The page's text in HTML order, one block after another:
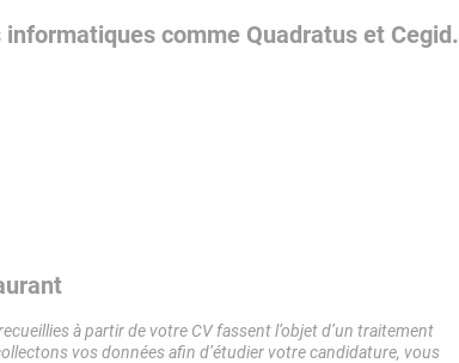
comme Quadratus et Cegid.
à partir de votre CV fassent l’objet d’un traitement
vos données afin d’étudier votre candidature, vous